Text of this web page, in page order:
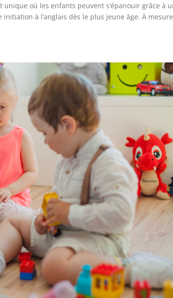
unique où les enfants peuvent s’épanouir grâce à
à l’anglais dès le plus jeune âge. À mesure